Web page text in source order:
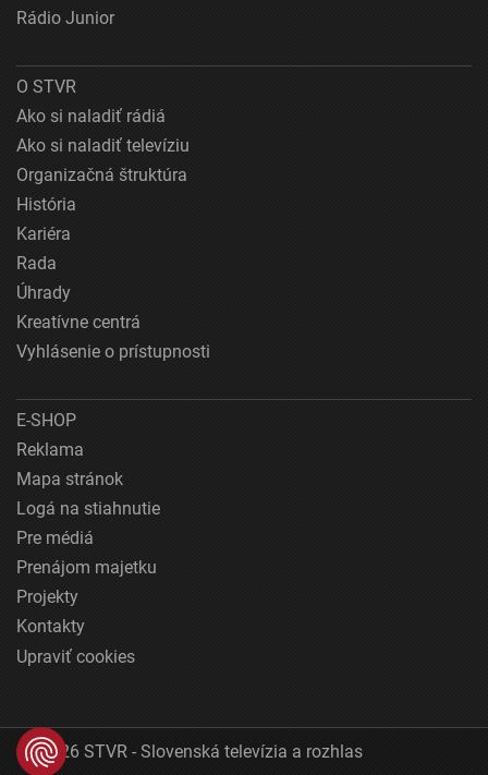
Rádio Junior
O STVR
Ako si naladiť rádiá
Ako si naladiť televíziu
Organizačná štruktúra
História
Kariéra
Rada
Úhrady
Kreatívne centrá
Vyhlásenie o prístupnosti
E-SHOP
Reklama
Mapa stránok
Logá na stiahnutie
Pre médiá
Prenájom majetku
Projekty
Kontakty
Upraviť cookies
© 2026 STVR - Slovenská televízia a rozhlas